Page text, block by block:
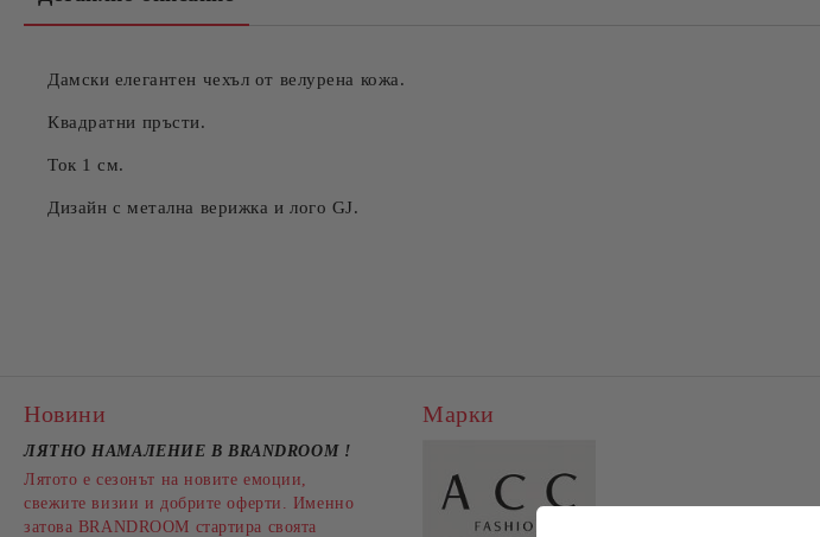
Дамски елегантен чехъл от велурена кожа.
Квадратни пръсти.
Ток 1 см.
Дизайн с метална верижка и лого GJ.
Новини
ЛЯТНО НАМАЛЕНИЕ В BRANDROOM !
Лятото е сезонът на новите емоции,
свежите визии и добрите оферти. Именно
затова BRANDROOM стартира своята
Марки